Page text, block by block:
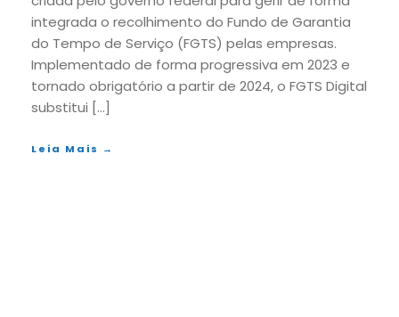
integrada o recolhimento do Fundo de Garantia
do Tempo de Serviço (FGTS) pelas empresas.
Implementado de forma progressiva em 2023 e
tornado obrigatório a partir de 2024, o FGTS Digital
substitui [...]
Leia Mais →